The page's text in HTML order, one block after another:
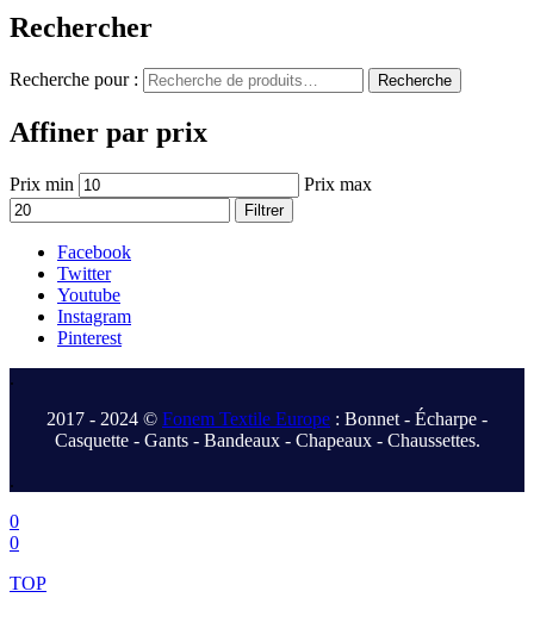
Rechercher
Recherche pour : Recherche
Affiner par prix
Prix min Prix max
Filtrer
Facebook
Twitter
Youtube
Instagram
Pinterest
.
2017 - 2024 © Fonem Textile Europe : Bonnet - Écharpe -
Casquette - Gants - Bandeaux - Chapeaux - Chaussettes.
.
0
0
TOP